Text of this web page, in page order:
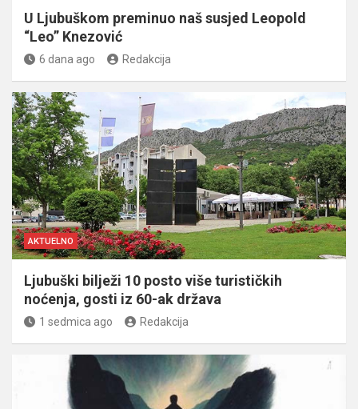
U Ljubuškom preminuo naš susjed Leopold
“Leo” Knezović
6 dana ago Redakcija
AKTUELNO
Ljubuški bilježi 10 posto više turističkih
noćenja, gosti iz 60-ak država
1 sedmica ago Redakcija